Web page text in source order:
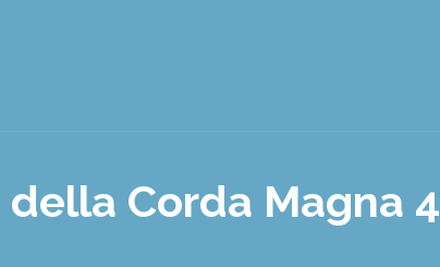
della Corda Magna 4